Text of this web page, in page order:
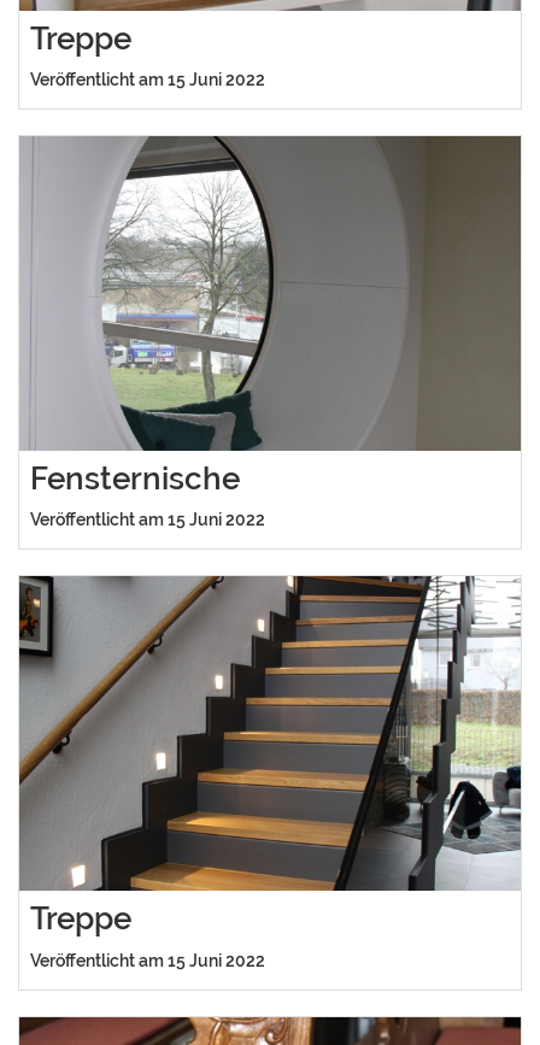
Treppe
Veröffentlicht am 15 Juni 2022
Fensternische
Veröffentlicht am 15 Juni 2022
Treppe
Veröffentlicht am 15 Juni 2022